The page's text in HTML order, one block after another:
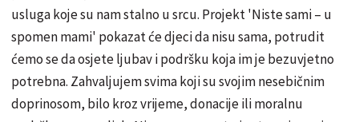
usluga koje su nam stalno u srcu. Projekt 'Niste sami – u
spomen mami' pokazat će djeci da nisu sama, potrudit
ćemo se da osjete ljubav i podršku koja im je bezuvjetno
potrebna. Zahvaljujem svima koji su svojim nesebičnim
doprinosom, bilo kroz vrijeme, donacije ili moralnu